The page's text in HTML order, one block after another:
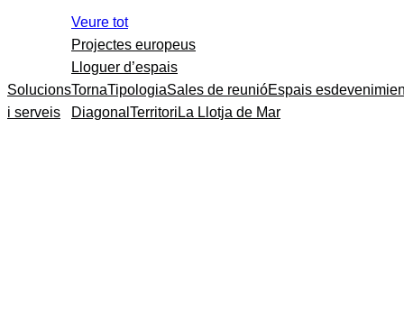
Solucions
i serveis
Veure tot
Projectes europeus
Lloguer d’espais
TornaTipologiaSales de reunióEspais
Diagonal Territori La Llotja de Mar